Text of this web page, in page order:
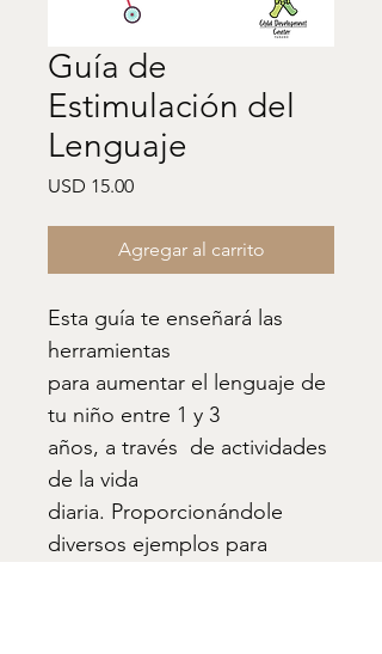
Guía de
Estimulación del
Lenguaje
USD 15.00Precio
Agregar al carrito
Esta guía te enseñará las
herramientas
para aumentar el lenguaje de
tu niño entre 1 y 3
años, a través  de actividades
de la vida
diaria. Proporcionándole
diversos ejemplos para